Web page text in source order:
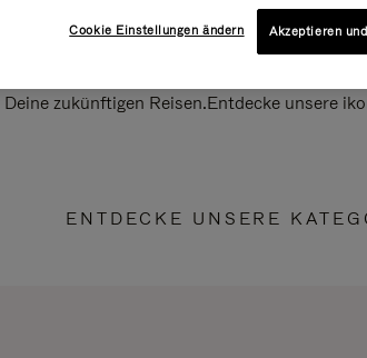
zukünftigen Reisen.Entdecke unsere
ENTDECKE UNSERE
Cookie Einstellungen ändern Akzeptieren